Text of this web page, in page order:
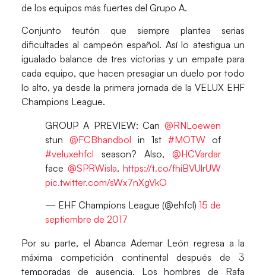
de los equipos más fuertes del Grupo A.
Conjunto teutón que siempre plantea serias
dificultades al campeón español. Así lo atestigua un
igualado balance detres victorias y un empate para
cada equipo, que hacen presagiar un duelo por todo
lo alto, ya desde la primera jornada de la VELUX EHF
Champions League.
GROUP A PREVIEW: Can@RNLoewen
stun @FCBhandbol in 1st#MOTW of
#veluxehfcl season? Also,@HCVardar
face @SPRWisla.https://t.co/fhiBVUlrUW
pic.twitter.com/sWx7nXgVkO
— EHF Champions League (@ehfcl)15 de
septiembre de 2017
Por su parte, elAbanca Ademar León regresa a la
máxima competición continental después de 3
temporadas de ausencia. Los hombres de Rafa